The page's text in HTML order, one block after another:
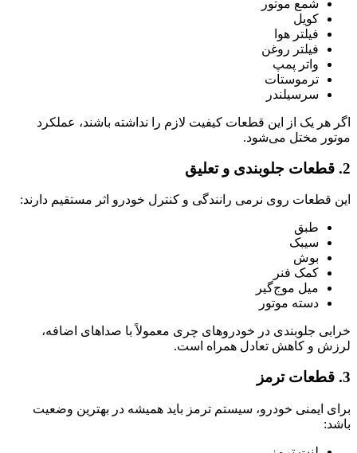
شمع موتور
کویل
فیلتر هوا
فیلتر روغن
واتر پمپ
ترموستات
سرسیلندر
اگر هر یک از این قطعات کیفیت لازم را نداشته باشند، عملکرد
موتور مختل می‌شود.
2. قطعات جلوبندی و تعلیق
این قطعات روی نرمی رانندگی و کنترل خودرو اثر مستقیم دارند:
طبق
سیبک
بوش
کمک فنر
میل موج‌گیر
دسته موتور
خرابی جلوبندی در خودروهای چری معمولاً با صداهای اضافه،
لرزش و کاهش تعادل همراه است.
3. قطعات ترمز
برای ایمنی خودرو، سیستم ترمز باید همیشه در بهترین وضعیت
باشد: